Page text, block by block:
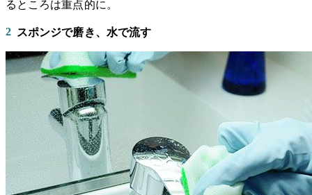
るところは重点的に。
2 スポンジで磨き、水で流す